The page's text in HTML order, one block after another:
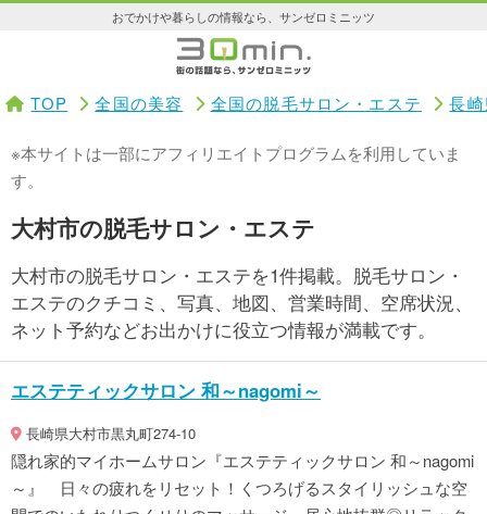
おでかけや暮らしの情報なら、サンゼロミニッツ
TOP 全国の美容 全国の脱毛サロン・エステ 長
※本サイトは一部にアフィリエイトプログラムを利用していま
す。
大村市の脱毛サロン・エステ
大村市の脱毛サロン・エステを1件掲載。脱毛サロン・
エステのクチコミ、写真、地図、営業時間、空席状況、
ネット予約などお出かけに役立つ情報が満載です。
エステティックサロン 和～nagomi～
長崎県大村市黒丸町274-10
隠れ家的マイホームサロン『エステティックサロン 和～nagomi
～』 日々の疲れをリセット！くつろげるスタイリッシュな空